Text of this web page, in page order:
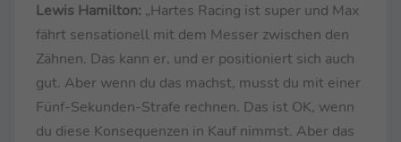
Lewis Hamilton: „Hartes Racing ist super und Max
fährt sensationell mit dem Messer zwischen den
Zähnen. Das kann er, und er positioniert sich auch
gut. Aber wenn du das machst, musst du mit einer
Fünf-Sekunden-Strafe rechnen. Das ist OK, wenn
du diese Konsequenzen in Kauf nimmst. Aber das